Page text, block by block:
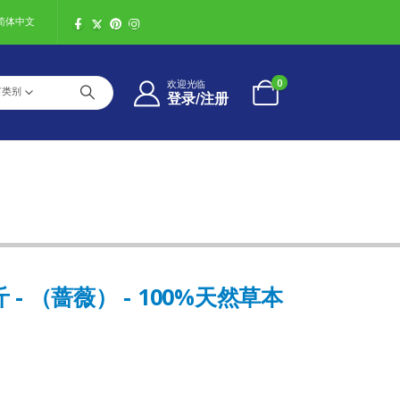
体中文
别
欢迎光临
登录/注册
0
- （蔷薇） - 100%天然草本